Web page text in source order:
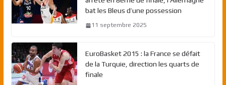
bat les Bleus d’une possession
11 septembre 2025
EuroBasket 2015 : la France se défait
de la Turquie, direction les quarts de
finale